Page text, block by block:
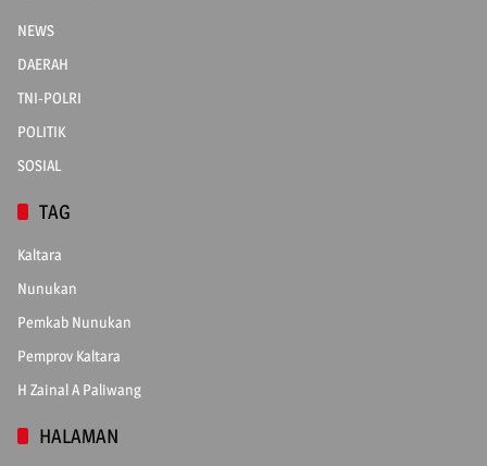
NEWS
DAERAH
TNI-POLRI
POLITIK
SOSIAL
TAG
Kaltara
Nunukan
Pemkab Nunukan
Pemprov Kaltara
H Zainal A Paliwang
HALAMAN